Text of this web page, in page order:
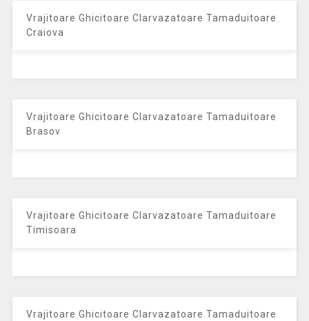
Vrajitoare Ghicitoare Clarvazatoare Tamaduitoare
Craiova
Vrajitoare Ghicitoare Clarvazatoare Tamaduitoare
Brasov
Vrajitoare Ghicitoare Clarvazatoare Tamaduitoare
Timisoara
Vrajitoare Ghicitoare Clarvazatoare Tamaduitoare